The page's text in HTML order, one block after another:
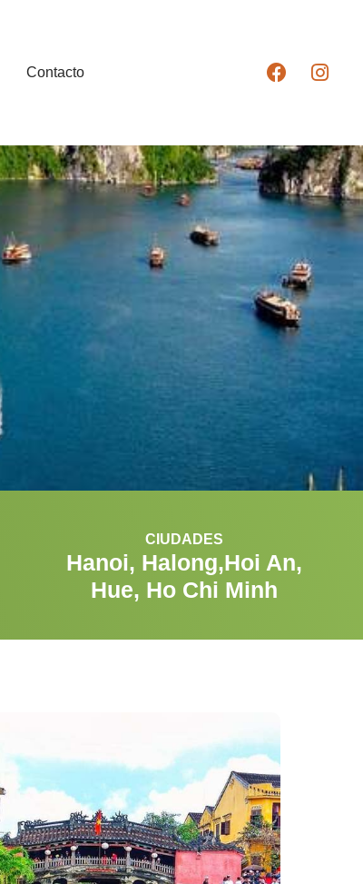
Contacto
CIUDADES
Hanoi, Halong,Hoi An,
Hue, Ho Chi Minh